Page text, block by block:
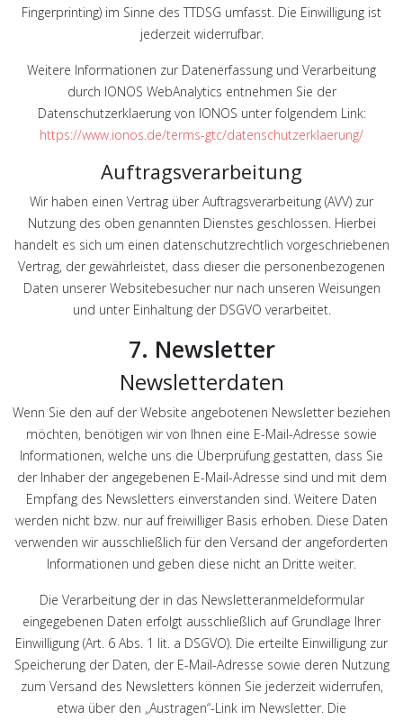
Fingerprinting) im Sinne des TTDSG umfasst. Die Einwilligung ist
jederzeit widerrufbar.
Weitere Informationen zur Datenerfassung und Verarbeitung
durch IONOS WebAnalytics entnehmen Sie der
Datenschutzerklaerung von IONOS unter folgendem Link:
https://www.ionos.de/terms-gtc/datenschutzerklaerung/
Auftragsverarbeitung
Wir haben einen Vertrag über Auftragsverarbeitung (AVV) zur
Nutzung des oben genannten Dienstes geschlossen. Hierbei
handelt es sich um einen datenschutzrechtlich vorgeschriebenen
Vertrag, der gewährleistet, dass dieser die personenbezogenen
Daten unserer Websitebesucher nur nach unseren Weisungen
und unter Einhaltung der DSGVO verarbeitet.
7. Newsletter
Newsletter­daten
Wenn Sie den auf der Website angebotenen Newsletter beziehen
möchten, benötigen wir von Ihnen eine E-Mail-Adresse sowie
Informationen, welche uns die Überprüfung gestatten, dass Sie
der Inhaber der angegebenen E-Mail-Adresse sind und mit dem
Empfang des Newsletters einverstanden sind. Weitere Daten
werden nicht bzw. nur auf freiwilliger Basis erhoben. Diese Daten
verwenden wir ausschließlich für den Versand der angeforderten
Informationen und geben diese nicht an Dritte weiter.
Die Verarbeitung der in das Newsletteranmeldeformular
eingegebenen Daten erfolgt ausschließlich auf Grundlage Ihrer
Einwilligung (Art. 6 Abs. 1 lit. a DSGVO). Die erteilte Einwilligung zur
Speicherung der Daten, der E-Mail-Adresse sowie deren Nutzung
zum Versand des Newsletters können Sie jederzeit widerrufen,
etwa über den „Austragen“-Link im Newsletter. Die